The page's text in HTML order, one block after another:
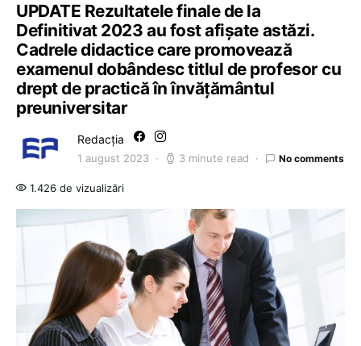
UPDATE Rezultatele finale de la
Definitivat 2023 au fost afișate astăzi.
Cadrele didactice care promovează
examenul dobândesc titlul de profesor cu
drept de practică în învăţământul
preuniversitar
Redacția
1 august 2023 3 minute read No comments
1.426 de vizualizări